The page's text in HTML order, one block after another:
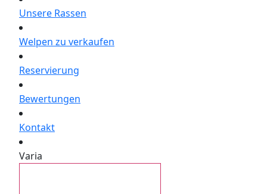
Unsere Rassen
Welpen zu verkaufen
Reservierung
Bewertungen
Kontakt
Varia